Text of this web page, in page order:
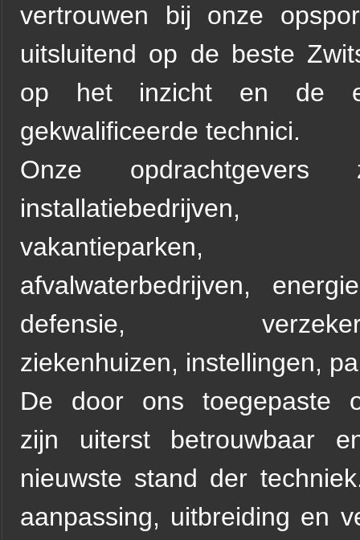
vertrouwen bij onze
uitsluitend op de beste
op het inzicht en de
gekwalificeerde technici.
Onze
installatiebedrijven,
vakantieparken,
afvalwaterbedrijven,
defensie,
ziekenhuizen, instellingen,
De door ons toegepaste
zijn uiterst betrouwbaar
nieuwste stand der
aanpassing, uitbreiding en